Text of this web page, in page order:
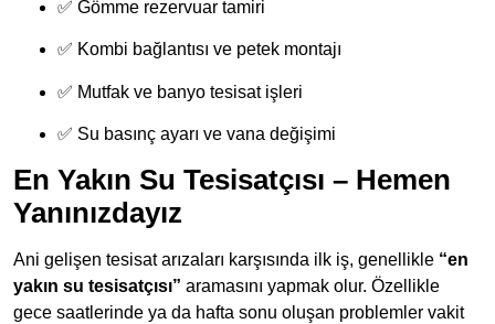
✅ Gömme rezervuar tamiri
✅ Kombi bağlantısı ve petek montajı
✅ Mutfak ve banyo tesisat işleri
✅ Su basınç ayarı ve vana değişimi
En Yakın Su Tesisatçısı – Hemen
Yanınızdayız
Ani gelişen tesisat arızaları karşısında ilk iş, genellikle “en
yakın su tesisatçısı” aramasını yapmak olur. Özellikle
gece saatlerinde ya da hafta sonu oluşan problemler vakit